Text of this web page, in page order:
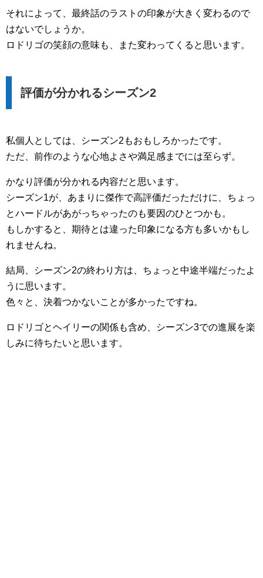
それによって、最終話のラストの印象が大きく変わるので
はないでしょうか。
ロドリゴの笑顔の意味も、また変わってくると思います。
評価が分かれるシーズン2
私個人としては、シーズン2もおもしろかったです。
ただ、前作のような心地よさや満足感までには至らず。
かなり評価が分かれる内容だと思います。
シーズン1が、あまりに傑作で高評価だっただけに、ちょっ
とハードルがあがっちゃったのも要因のひとつかも。
もしかすると、期待とは違った印象になる方も多いかもし
れませんね。
結局、シーズン2の終わり方は、ちょっと中途半端だったよ
うに思います。
色々と、決着つかないことが多かったですね。
ロドリゴとヘイリーの関係も含め、シーズン3での進展を楽
しみに待ちたいと思います。